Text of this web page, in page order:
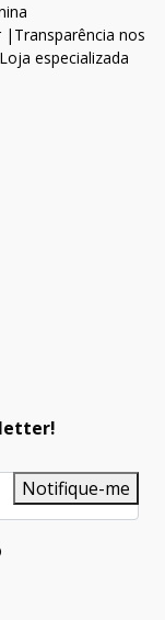
| Transparência nos
especializada
Notifique-me